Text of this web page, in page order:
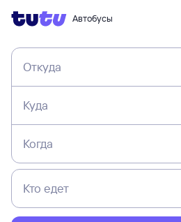
Автобусы
Откуда
Куда
Когда
Кто едет